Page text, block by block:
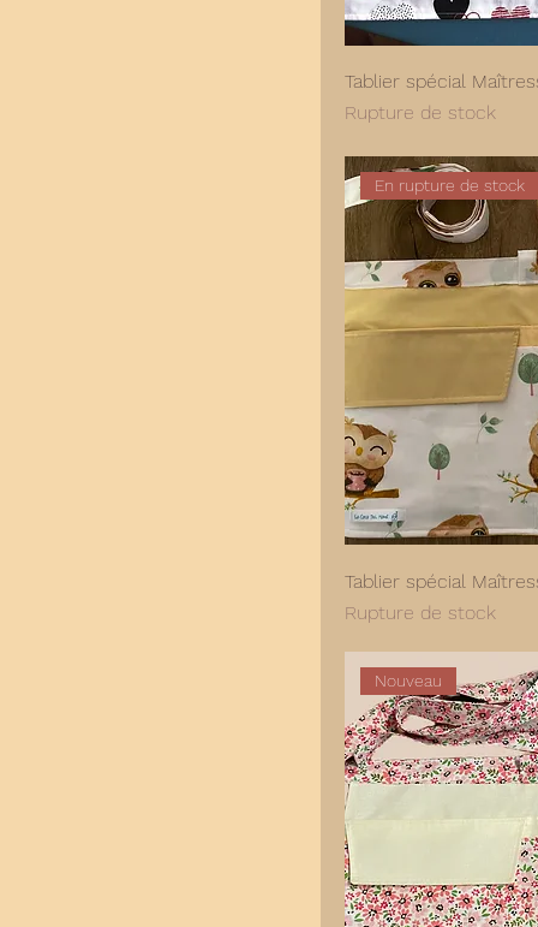
Tablier spécial
Rupture de stock
En rupture de stock
Tablier spécial
Rupture de stock
Nouveau